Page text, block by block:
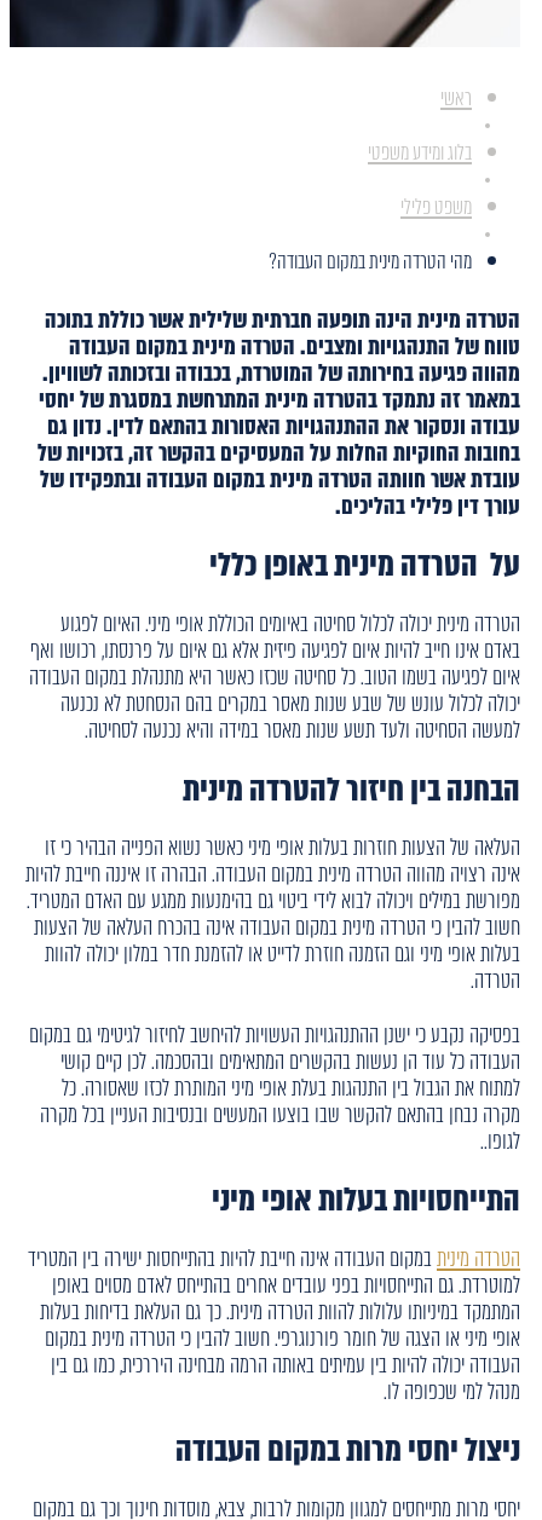
ראשי
בלוג ומידע משפטי
משפט פלילי
מהי הטרדה מינית במקום העבודה?
הטרדה מינית הינה תופעה חברתית שלילית אשר כוללת בתוכה
טווח של התנהגויות ומצבים. הטרדה מינית במקום העבודה
מהווה פגיעה בחירותה של המוטרדת, בכבודה ובזכותה לשוויון.
במאמר זה נתמקד בהטרדה מינית המתרחשת במסגרת של יחסי
עבודה ונסקור את ההתנהגויות האסורות בהתאם לדין. נדון גם
בחובות החוקיות החלות על המעסיקים בהקשר זה, בזכויות של
עובדת אשר חוותה הטרדה מינית במקום העבודה ובתפקידו של
עורך דין פלילי בהליכים.
על הטרדה מינית באופן כללי
הטרדה מינית יכולה לכלול סחיטה באיומים הכוללת אופי מיני. האיום לפגוע
באדם אינו חייב להיות איום לפגיעה פיזית אלא גם איום על פרנסתו, רכושו ואף
איום לפגיעה בשמו הטוב. כל סחיטה שכזו כאשר היא מתנהלת במקום העבודה
יכולה לכלול עונש של שבע שנות מאסר במקרים בהם הנסחטת לא נכנעה
למעשה הסחיטה ולעד תשע שנות מאסר במידה והיא נכנעה לסחיטה.
הבחנה בין חיזור להטרדה מינית
העלאה של הצעות חוזרות בעלות אופי מיני כאשר נשוא הפנייה הבהיר כי זו
אינה רצויה מהווה הטרדה מינית במקום העבודה. הבהרה זו איננה חייבת להיות
מפורשת במילים ויכולה לבוא לידי ביטוי גם בהימנעות ממגע עם האדם המטריד.
חשוב להבין כי הטרדה מינית במקום העבודה אינה בהכרח העלאה של הצעות
בעלות אופי מיני וגם הזמנה חוזרת לדייט או להזמנת חדר במלון יכולה להוות
הטרדה.
בפסיקה נקבע כי ישנן ההתנהגויות העשויות להיחשב לחיזור לגיטימי גם במקום
העבודה כל עוד הן נעשות בהקשרים המתאימים ובהסכמה. לכן קיים קושי
למתוח את הגבול בין התנהגות בעלת אופי מיני המותרת לכזו שאסורה. כל
מקרה נבחן בהתאם להקשר שבו בוצעו המעשים ובנסיבות העניין בכל מקרה
לגופו..
התייחסויות בעלות אופי מיני
הטרדה מיניתבמקום העבודה אינה חייבת להיות בהתייחסות ישירה בין המטריד
למוטרדת. גם התייחסויות בפני עובדים אחרים בהתייחס לאדם מסוים באופן
המתמקד במיניותו עלולות להוות הטרדה מינית. כך גם העלאת בדיחות בעלות
אופי מיני או הצגה של חומר פורנוגרפי. חשוב להבין כי הטרדה מינית במקום
העבודה יכולה להיות בין עמיתים באותה הרמה מבחינה היררכית, כמו גם בין
מנהל למי שכפופה לו.
ניצול יחסי מרות במקום העבודה
יחסי מרות מתייחסים למגוון מקומות לרבות, צבא, מוסדות חינוך וכך גם במקום